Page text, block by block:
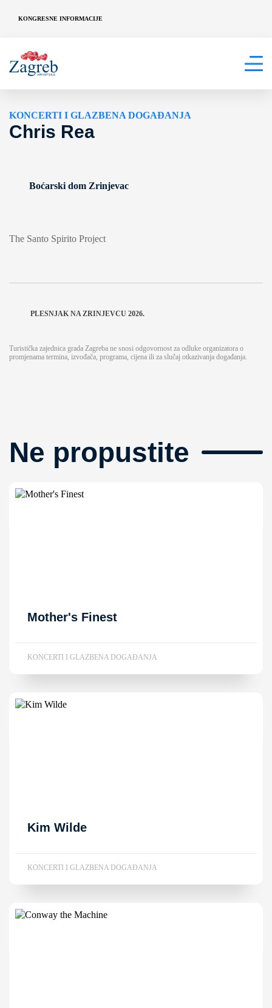
KONGRESNE INFORMACIJE
KONCERTI I GLAZBENA DOGAĐANJA
Chris Rea
Boćarski dom Zrinjevac
The Santo Spirito Project
PLESNJAK NA ZRINJEVCU 2026.
Turistička zajednica grada Zagreba ne snosi odgovornost za odluke organizatora o
promjenama termina, izvođača, programa, cijena ili za slučaj otkazivanja događanja.
Ne propustite
Mother's Finest
KONCERTI I GLAZBENA DOGAĐANJA
Kim Wilde
KONCERTI I GLAZBENA DOGAĐANJA